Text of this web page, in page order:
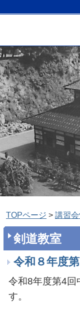
TOPページ > 講習
剣道教室
令和８年度
令和8年度第4回
す。